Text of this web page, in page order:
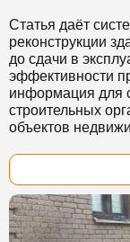
Статья даёт
реконструкции
до сдачи в
эффективности
информация для
строительных
объектов